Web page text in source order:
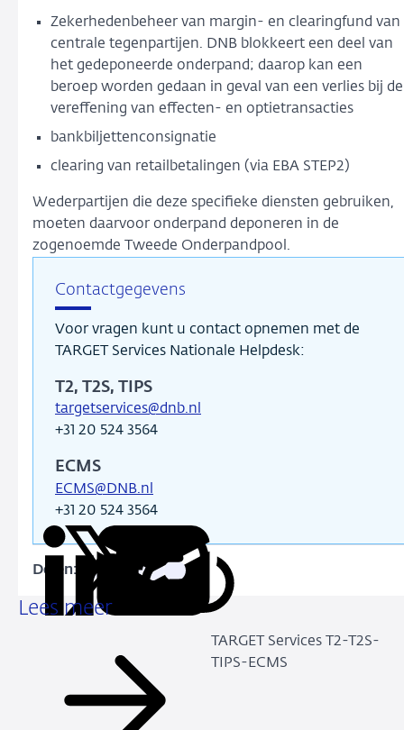
Zekerhedenbeheer van margin- en clearingfund van
centrale tegenpartijen. DNB blokkeert een deel van
het gedeponeerde onderpand; daarop kan een
beroep worden gedaan in geval van een verlies bij de
vereffening van effecten- en optietransacties
bankbiljettenconsignatie
clearing van retailbetalingen (via EBA STEP2)
Wederpartijen die deze specifieke diensten gebruiken,
moeten daarvoor onderpand deponeren in de
zogenoemde Tweede Onderpandpool.
Contactgegevens
Voor vragen kunt u contact opnemen met de
TARGET Services Nationale Helpdesk:
T2, T2S, TIPS
targetservices@dnb.nl
+31 20 524 3564
ECMS
ECMS@DNB.nl
+31 20 524 3564
Delen:
Deel
viavia
DeelDeelKopieer
Lees meer
TARGET Services T2-T2S-
TIPS-ECMS